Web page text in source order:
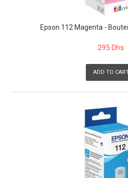
Epson 112 Magenta -
295 Dhs
ADD TO